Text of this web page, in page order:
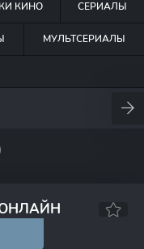
КИНО СЕРИАЛЫ
МУЛЬТСЕРИАЛЫ